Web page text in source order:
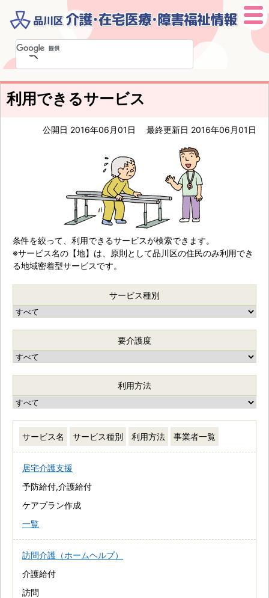
へ
移
動利用できるサービス
公開日 2016年06月01日 最終更新日 2016年06月01日
条件を絞って、利用できるサービスが検索できます。
※サービス名の【地】は、原則として品川区​の住民のみ利用でき
る地域密着型サービスです。
サービス種別
要介護度
利用方法
サービス名 サービス種別 利用方法 事業者一覧
居宅介護支援
予防給付,介護給付
ケアプラン作成
一覧
訪問介護（ホームヘルプ）
介護給付
訪問